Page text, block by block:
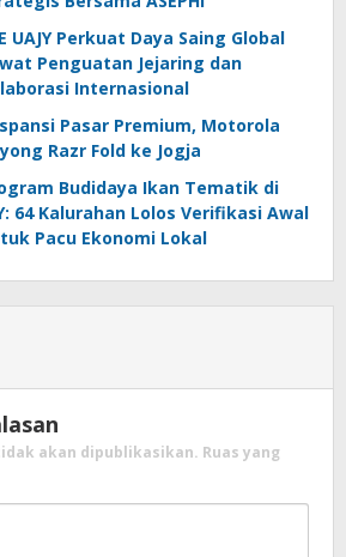
UAJY Perkuat Daya Saing Global
Penguatan Jejaring dan
Internasional
Pasar Premium, Motorola
Razr Fold ke Jogja
Budidaya Ikan Tematik di
64 Kalurahan Lolos Verifikasi Awal
Pacu Ekonomi Lokal
akan dipublikasikan. Ruas yang